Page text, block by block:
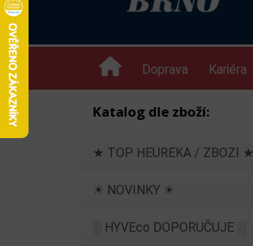
Doprava Kariéra
Katalog dle zboží:
★ TOP HEUREKA / ZBOZI ★
☀ NOVINKY ☀
░ HYVEco DOPORUČUJE ░